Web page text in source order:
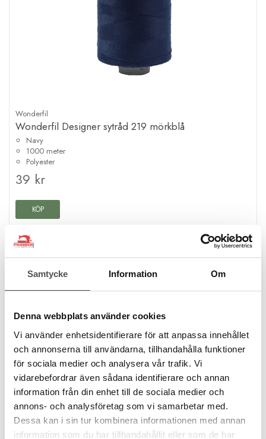
Samtycke Information Om
Denna webbplats använder cookies
Vi använder enhetsidentifierare för att anpassa innehållet
och annonserna till användarna, tillhandahålla funktioner
för sociala medier och analysera vår trafik. Vi
vidarebefordrar även sådana identifierare och annan
information från din enhet till de sociala medier och
annons- och analysföretag som vi samarbetar med.
Dessa kan i sin tur kombinera informationen med annan
information som du har tillhandahållit eller som de har
Wonderfil
Wonderfil Designer sytråd 219 mörkblå
Navy
1000 meter
Polyester
39 kr
KÖP